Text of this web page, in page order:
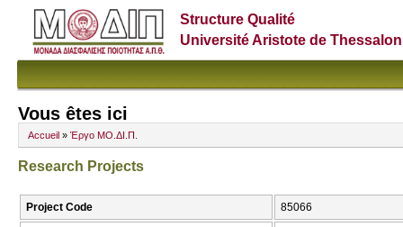
Structure Qualité
Université Aristote de
Vous êtes ici
Accueil » Έργο ΜΟ.ΔΙ.Π.
Research Projects
Project Code 85066